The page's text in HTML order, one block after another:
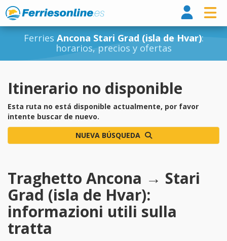
Ferries Ancona Stari Grad (isla de Hvar):
horarios, precios y ofertas
Itinerario no disponible
Esta ruta no está disponible actualmente, por favor
intente buscar de nuevo.
NUEVA BÚSQUEDA
Traghetto Ancona → Stari
Grad (isla de Hvar):
informazioni utili sulla
tratta